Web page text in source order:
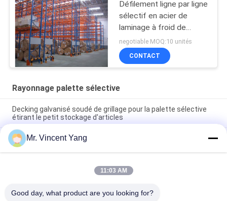
Défilement ligne par ligne
sélectif en acier de
laminage à froid de
palette
negotiable MOQ:10 unités
CONTACT
Rayonnage palette sélective
Decking galvanisé soudé de grillage pour la palette sélective
étirant le petit stockage d'articles
Défilement ligne par ligne sélectif de palette formé par petit
pain pour des entrepôts, système résistant de défilement
ligne par ligne de palette
Défilement ligne par ligne sélectif réglable compatible de
Mr. Vincent Yang
11:03 AM
Good day, what product are you looking for?